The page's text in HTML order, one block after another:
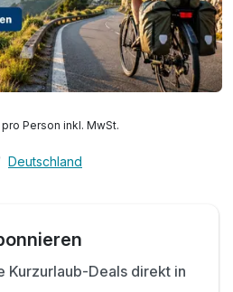
Person inkl. MwSt.
Deutschland
Kurzurlaub-Deals direkt in